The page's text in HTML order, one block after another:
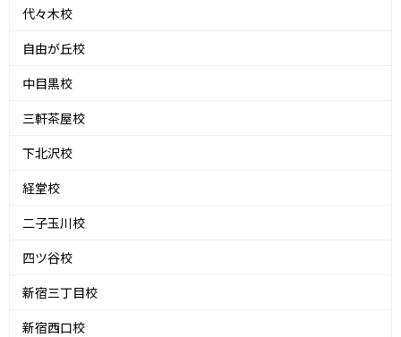
代々木校
自由が丘校
中目黒校
三軒茶屋校
下北沢校
経堂校
二子玉川校
四ツ谷校
新宿三丁目校
新宿西口校